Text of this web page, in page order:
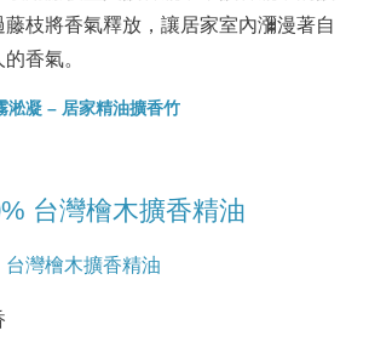
枝將香氣釋放，讓居家室內瀰漫著自
香氣。
淞凝 – 居家精油擴香竹
台灣檜木擴香精油